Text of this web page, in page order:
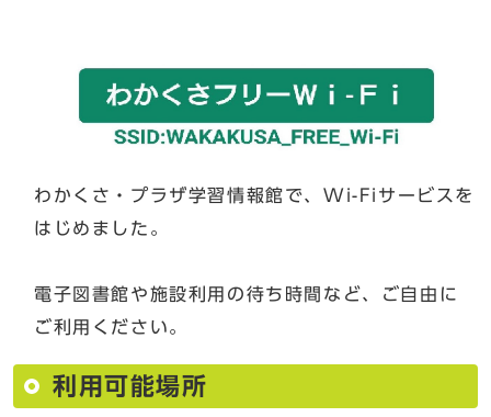
わかくさ・プラザ学習情報館で、Wi-Fiサービスを
はじめました。
電子図書館や施設利用の待ち時間など、ご自由に
ご利用ください。
利用可能場所